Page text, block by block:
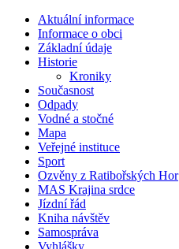
Aktuální informace
Informace o obci
Základní údaje
Historie
Kroniky
Současnost
Odpady
Vodné a stočné
Mapa
Veřejné instituce
Sport
Ozvěny z Ratibořských Hor
MAS Krajina srdce
Jízdní řád
Kniha návštěv
Samospráva
Vyhlášky